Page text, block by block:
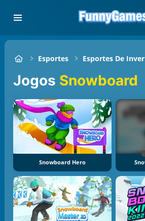
Esportes Esportes De
Jogos Snowboard
Snowboard Hero